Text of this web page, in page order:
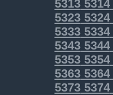
53135314
53235324
53335334
53435344
53535354
53635364
53735374